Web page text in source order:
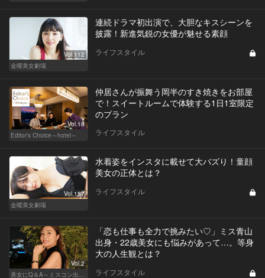
Vol.112
金曜美女劇場
連続ドラマ初出演で、大胆なキスシーンを
披露！新進気鋭の女優が魅せる素顔
ライフスタイル
Vol.18
Editor's Choice～hotel～
仲居さんが振舞う岡半のすき焼きをお部屋
で！スイートルームで体験する1日1室限定
のプラン
ライフスタイル
Vol.157
金曜美女劇場
水着姿をインスタに載せて大バズり！童顔
美女の正体とは？
ライフスタイル
Vol.2
「恋も仕事も全力で挑みたい♡」ミス青山
出身・22歳美女にも悩みがあって…。等身
大の人生観とは？
ライフスタイル